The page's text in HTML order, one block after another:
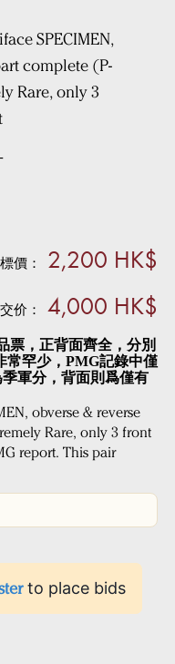
價： 2,200 HK$
价： 4,000 HK$
票，正背面齊全，分別
常罕少，PMG記錄中僅
軍分，背面則爲僅有
obverse & reverse
Rare, only 3 front
report. This pair
to place bids